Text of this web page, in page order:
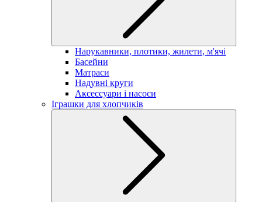
Нарукавники, плотики, жилети, м'ячі
Басейни
Матраси
Надувні круги
Аксессуари і насоси
Іграшки для хлопчиків